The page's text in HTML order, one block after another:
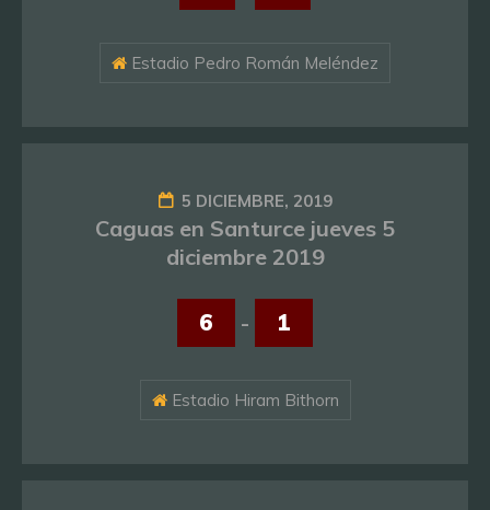
Estadio Pedro Román Meléndez
5 DICIEMBRE, 2019
Caguas en Santurce jueves 5
diciembre 2019
6 - 1
Estadio Hiram Bithorn